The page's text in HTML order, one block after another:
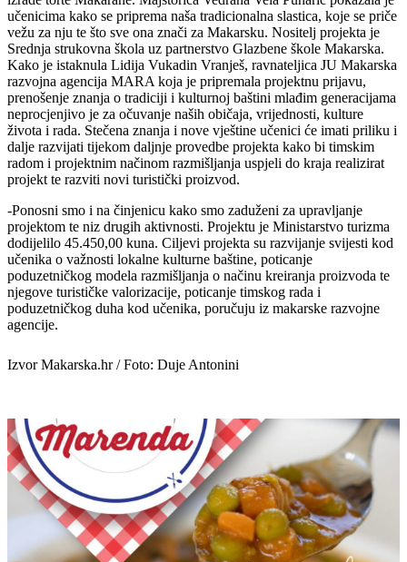
učenicima kako se priprema naša tradicionalna slastica, koje se priče
vežu za nju te što sve ona znači za Makarsku. Nositelj projekta je
Srednja strukovna škola uz partnerstvo Glazbene škole Makarska.
Kako je istaknula Lidija Vukadin Vranješ, ravnateljica JU Makarska
razvojna agencija MARA koja je pripremala projektnu prijavu,
prenošenje znanja o tradiciji i kulturnoj baštini mlađim generacijama
neprocjenjivo je za očuvanje naših običaja, vrijednosti, kulture
života i rada. Stečena znanja i nove vještine učenici će imati priliku i
dalje razvijati tijekom daljnje provedbe projekta kako bi timskim
radom i projektnim načinom razmišljanja uspjeli do kraja realizirat
projekt te razviti novi turistički proizvod.
-Ponosni smo i na činjenicu kako smo zaduženi za upravljanje
projektom te niz drugih aktivnosti. Projektu je Ministarstvo turizma
dodijelilo 45.450,00 kuna. Ciljevi projekta su razvijanje svijesti kod
učenika o važnosti lokalne kulturne baštine, poticanje
poduzetničkog modela razmišljanja o načinu kreiranja proizvoda te
njegove turističke valorizacije, poticanje timskog rada i
poduzetničkog duha kod učenika, poručuju iz makarske razvojne
agencije.
Izvor Makarska.hr / Foto: Duje Antonini